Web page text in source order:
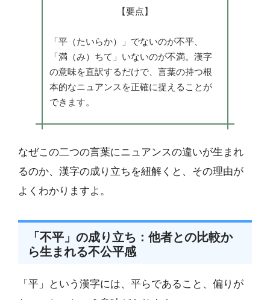
【要点】
「平（たいらか）」でないのが不平、
「満（み）ちて」いないのが不満。漢字
の意味を直訳するだけで、言葉の持つ根
本的なニュアンスを正確に捉えることが
できます。
なぜこの二つの言葉にニュアンスの違いが生まれ
るのか、漢字の成り立ちを紐解くと、その理由が
よくわかりますよ。
「不平」の成り立ち：他者との比較か
ら生まれる不公平感
「平」という漢字には、平らであること、偏りが